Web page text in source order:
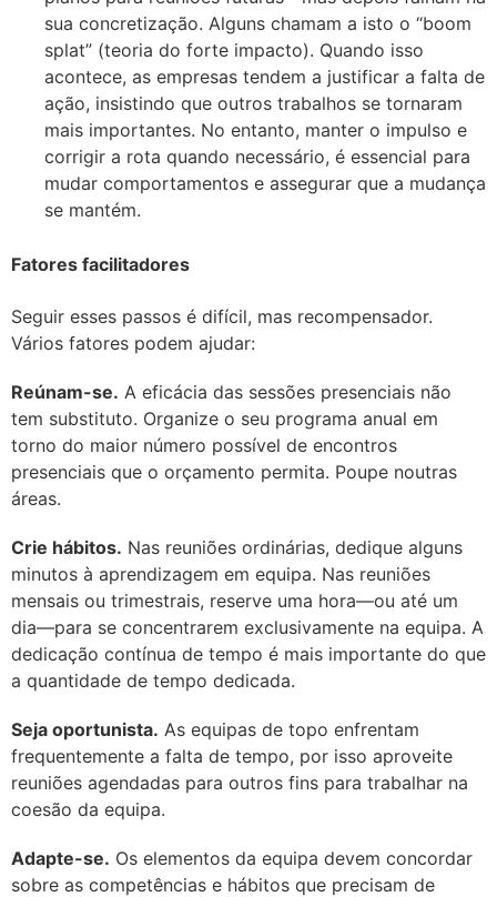
sua concretização. Alguns chamam a isto o “boom
splat” (teoria do forte impacto). Quando isso
acontece, as empresas tendem a justificar a falta de
ação, insistindo que outros trabalhos se tornaram
mais importantes. No entanto, manter o impulso e
corrigir a rota quando necessário, é essencial para
mudar comportamentos e assegurar que a mudança
se mantém.
Fatores facilitadores
Seguir esses passos é difícil, mas recompensador.
Vários fatores podem ajudar:
Reúnam-se. A eficácia das sessões presenciais não
tem substituto. Organize o seu programa anual em
torno do maior número possível de encontros
presenciais que o orçamento permita. Poupe noutras
áreas.
Crie hábitos. Nas reuniões ordinárias, dedique alguns
minutos à aprendizagem em equipa. Nas reuniões
mensais ou trimestrais, reserve uma hora—ou até um
dia—para se concentrarem exclusivamente na equipa. A
dedicação contínua de tempo é mais importante do que
a quantidade de tempo dedicada.
Seja oportunista. As equipas de topo enfrentam
frequentemente a falta de tempo, por isso aproveite
reuniões agendadas para outros fins para trabalhar na
coesão da equipa.
Adapte-se. Os elementos da equipa devem concordar
sobre as competências e hábitos que precisam de